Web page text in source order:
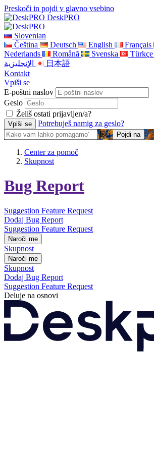
Preskoči in pojdi v glavno vsebino
DeskPRO
Slovenian
Čeština
Deutsch English Français
Nederlands
Română Svenska Türkçe
الإنجليزية
日本語
Kontakt
Vpiši se
E-poštni naslov
Geslo
Želiš ostati prijavljen/a?
Potrebuješ namig za geslo?
Išči
Center za pomoč
Skupnost
Bug Report
Suggestion Feature Request
Dodaj Bug Report
Suggestion Feature Request
Naroči me
Skupnost
Naroči me
Skupnost
Dodaj Bug Report
Suggestion Feature Request
Deluje na osnovi